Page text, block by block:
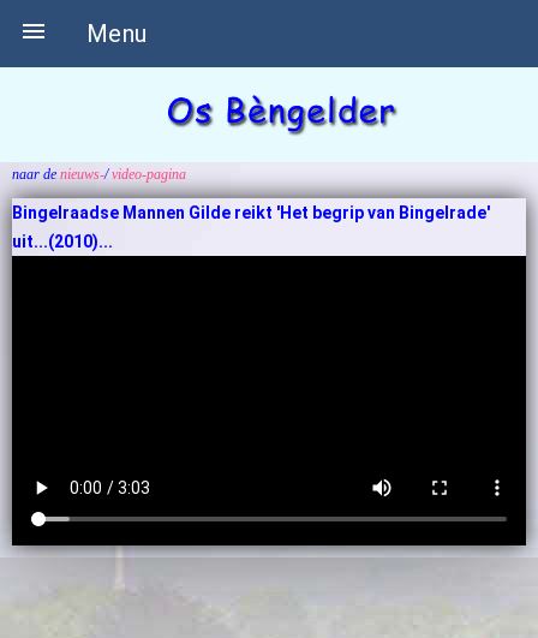
Menu

naar de nieuws-/video-pagina
Bingelraadse Mannen Gilde reikt 'Het begrip van Bingelrade'
uit...(2010)...